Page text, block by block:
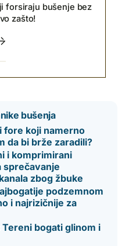
forsiraju bušenje bez
zašto!
bušenja
fore koji namerno
da bi brže zaradili?
i komprimirani
sprečavanje
zbog žbuke
podzemnom
i najrizičnije za
bogati glinom i